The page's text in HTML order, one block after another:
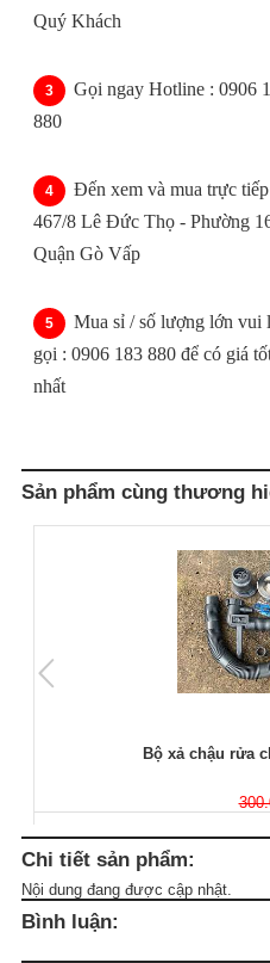
Quý Khách
Gọi ngay Hotline : 0906
880
Đến xem và mua trực
467/8 Lê Đức Thọ - Phường
Quận Gò Vấp
Mua sỉ / số lượng lớn vui
gọi : 0906 183 880 để có giá
nhất
Sản phẩm cùng thương
Bộ xả chậu rửa
Chi tiết sản phẩm:
Nội dung đang được cập nhật.
Bình luận: